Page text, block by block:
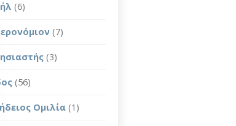
(6)
(7)
(3)
(56)
Ομιλία (1)